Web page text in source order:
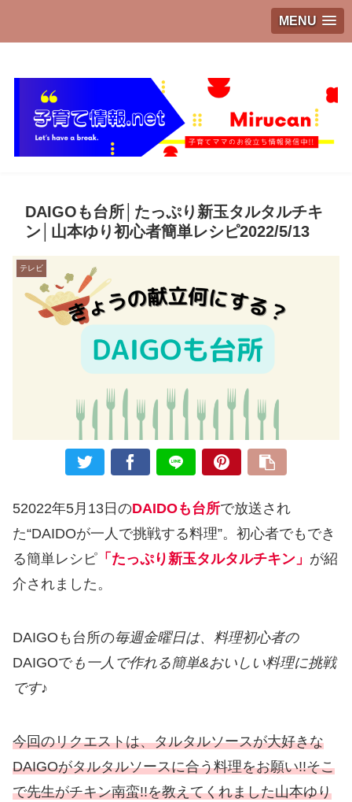
MENU
DAIGOも台所│たっぷり新玉タルタルチキ
ン│山本ゆり初心者簡単レシピ2022/5/13
テレビ
52022年5月13日のDAIDOも台所で放送され
た“DAIDOが一人で挑戦する料理”。初心者でもでき
る簡単レシピ 「たっぷり新玉タルタルチキン」 が紹
介されました。
DAIGOも台所の毎週金曜日は、料理初心者の
DAIGOでも一人で作れる簡単&おいしい料理に挑戦
です♪
今回のリクエストは、タルタルソースが大好きな
DAIGOがタルタルソースに合う料理をお願い!!そこ
で先生がチキン南蛮!!を教えてくれました山本ゆり